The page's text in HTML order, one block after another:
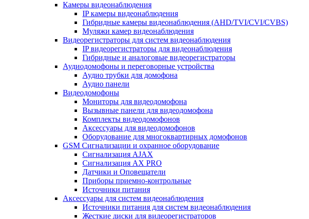
Камеры видеонаблюдения
IP камеры видеонаблюдения
Гибридные камеры видеонаблюдения (AHD/TVI/CVI/CVBS)
Муляжи камер видеонаблюдения
Видеорегистраторы для систем видеонаблюдения
IP видеорегистраторы для видеонаблюдения
Гибридные и аналоговые видеорегистраторы
Аудиодомофоны и переговорные устройства
Аудио трубки для домофона
Аудио панели
Видеодомофоны
Мониторы для видеодомофона
Вызывные панели для видеодомофона
Комплекты видеодомофонов
Аксессуары для видеодомофонов
Оборудование для многоквартирных домофонов
GSM Сигнализации и охранное оборудование
Сигнализация AJAX
Сигнализация AX PRO
Датчики и Оповещатели
Приборы приемно-контрольные
Источники питания
Аксессуары для систем видеонаблюдения
Источники питания для систем видеонаблюдения
Жесткие диски для видеорегистраторов